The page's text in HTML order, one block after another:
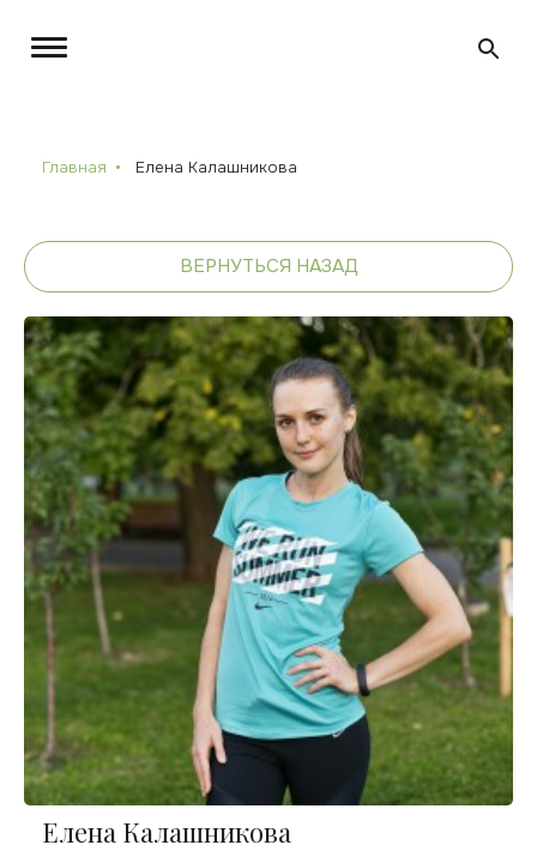
Главная Елена Калашникова
ВЕРНУТЬСЯ НАЗАД
Елена Калашникова